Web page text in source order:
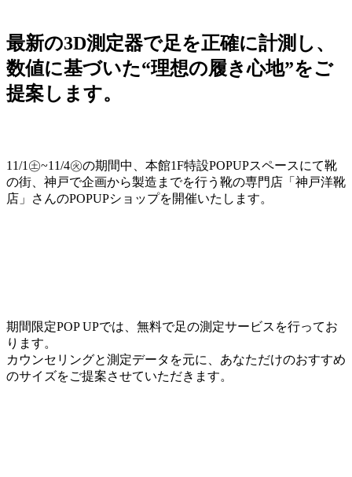
最新の3D測定器で足を正確に計測し、
数値に基づいた“理想の履き心地”をご
提案します。
11/1㊏~11/4㊋の期間中、本館1F特設POPUPスペースにて靴
の街、神戸で企画から製造までを行う靴の専門店「神戸洋靴
店」さんのPOPUPショップを開催いたします。
期間限定POP UPでは、無料で足の測定サービスを行ってお
ります。
カウンセリングと測定データを元に、あなただけのおすすめ
のサイズをご提案させていただきます。